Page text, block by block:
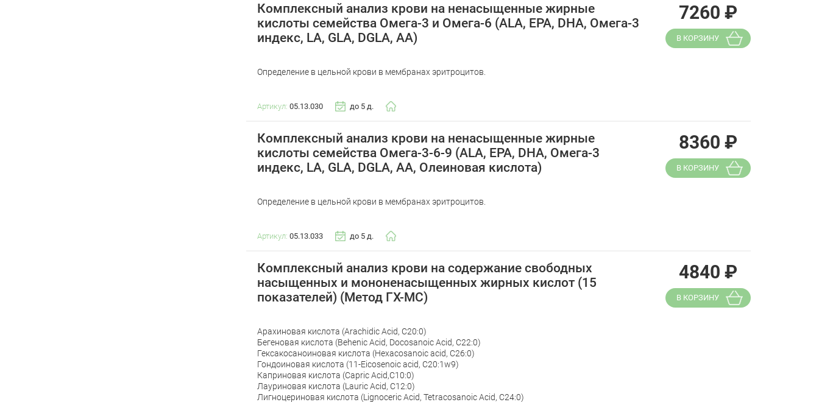
Комплексный анализ крови на ненасыщенные жирные
кислоты семейства Омега-3 и Омега-6 (ALA, EPA, DHA, Омега-3
индекс, LA, GLA, DGLA, AA)
Определение в цельной крови в мембранах эритроцитов.
Артикул: 05.13.030 до 5 д.
7260 ₽
В КОРЗИНУ
Комплексный анализ крови на ненасыщенные жирные
кислоты семейства Омега-3-6-9 (ALA, EPA, DHA, Омега-3
индекс, LA, GLA, DGLA, AA, Олеиновая кислота)
Определение в цельной крови в мембранах эритроцитов.
Артикул: 05.13.033 до 5 д.
8360 ₽
В КОРЗИНУ
Комплексный анализ крови на содержание свободных
насыщенных и мононенасыщенных жирных кислот (15
показателей) (Метод ГХ-МС)
Арахиновая кислота (Arachidic Acid, С20:0)
Бегеновая кислота (Behenic Acid, Docosanoic Acid, С22:0)
Гексакосаноиновая кислота (Hexacosanoic аcid, С26:0)
Гондоиновая кислота (11-Eicosenoic acid, С20:1w9)
Каприновая кислота (Capric Acid,С10:0)
Лауриновая кислота (Lauric Acid, С12:0)
Лигноцериновая кислота (Lignoceric Acid, Tetracosanoic Acid, С24:0)
4840 ₽
В КОРЗИНУ